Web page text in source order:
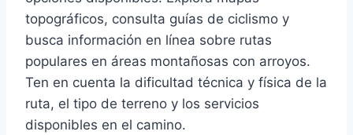
topográficos, consulta guías de ciclismo y
busca información en línea sobre rutas
populares en áreas montañosas con arroyos.
Ten en cuenta la dificultad técnica y física de la
ruta, el tipo de terreno y los servicios
disponibles en el camino.